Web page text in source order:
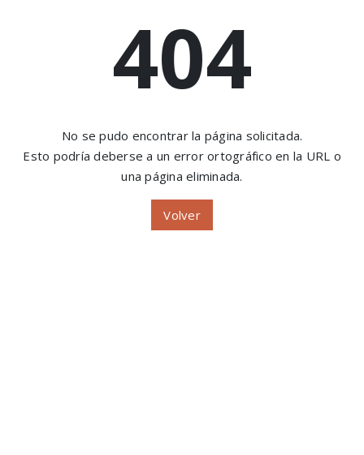
404
No se pudo encontrar la página solicitada.
Esto podría deberse a un error ortográfico en la URL o
una página eliminada.
Volver